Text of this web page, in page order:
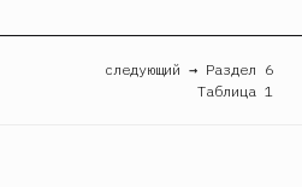
следующий → Раздел 6
Таблица 1